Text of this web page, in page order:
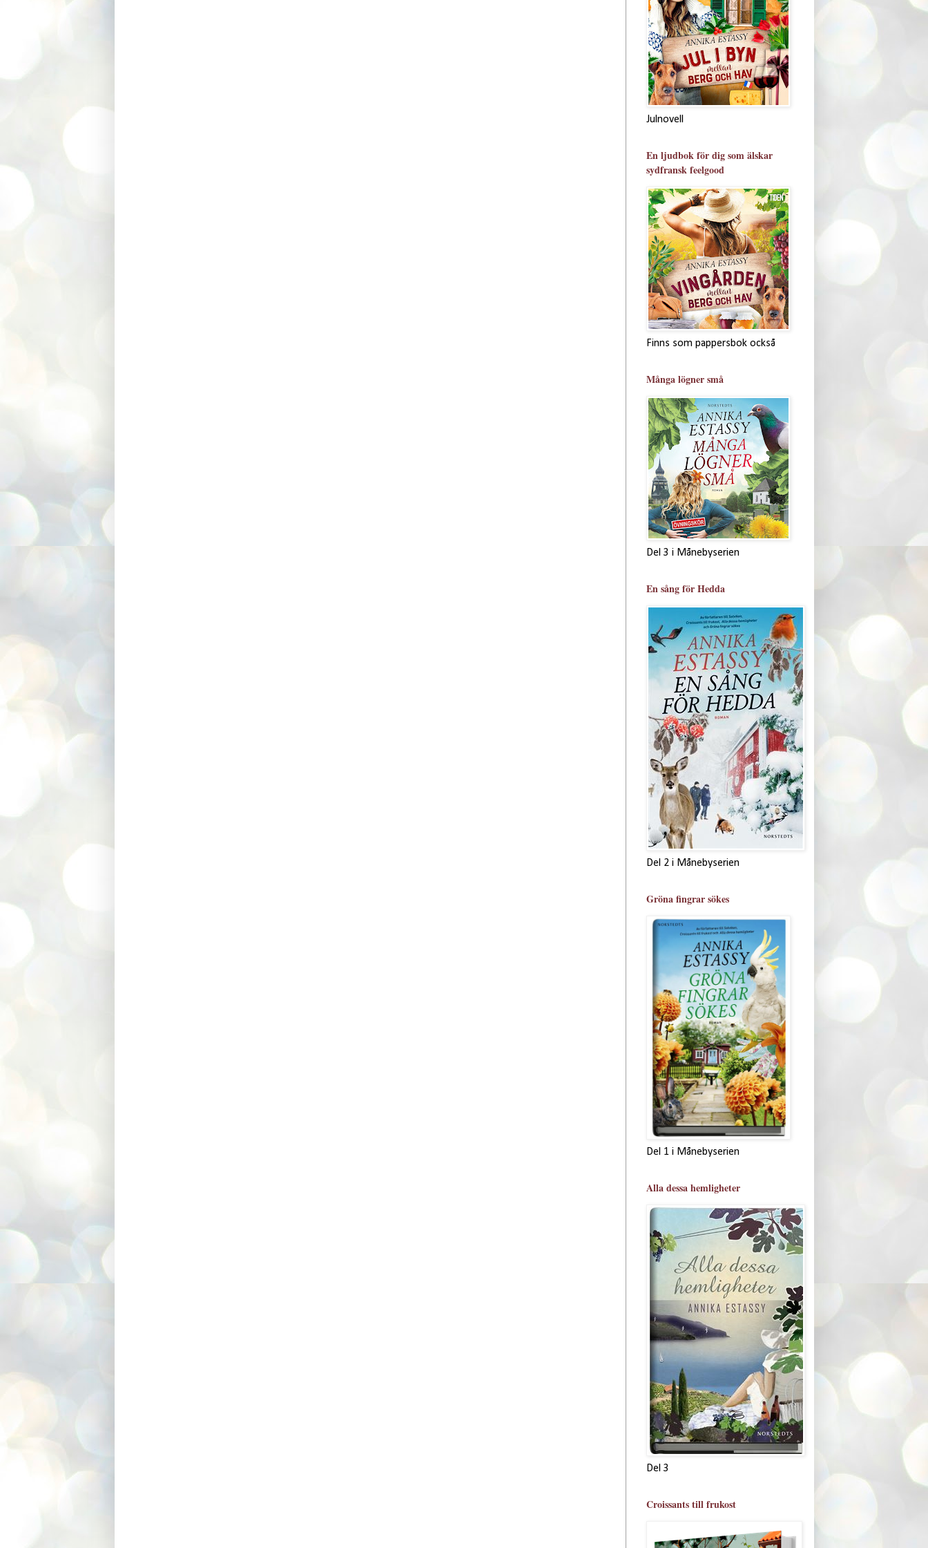
Julnovell
En ljudbok för dig som älskar
sydfransk feelgood
Finns som pappersbok också
Många lögner små
Del 3 i Månebyserien
En sång för Hedda
Del 2 i Månebyserien
Gröna fingrar sökes
Del 1 i Månebyserien
Alla dessa hemligheter
Del 3
Croissants till frukost